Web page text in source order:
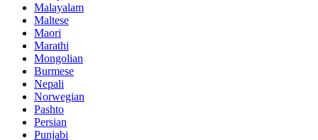
Malayalam
Maltese
Maori
Marathi
Mongolian
Burmese
Nepali
Norwegian
Pashto
Persian
Punjabi